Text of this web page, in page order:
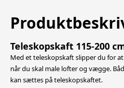
Teleskopskaft 115-200
Med et teleskopskaft slipper du for
når du skal male lofter og vægge.
kan sættes på teleskopskaftet.